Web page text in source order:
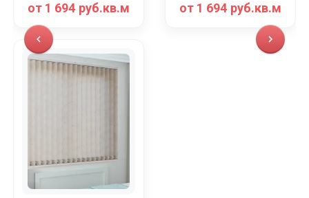
от 1 694 руб.кв.м от 1 694 руб.кв.м